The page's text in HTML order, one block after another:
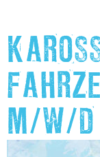
M/W/D